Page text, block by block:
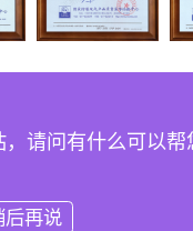
德区杏坛镇顺业西路15号中集
销售热线：13392459530
所有 2024-
友情链接：
请问有什么可以帮
后再说